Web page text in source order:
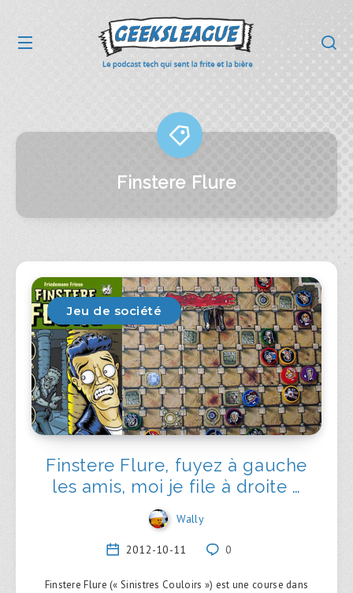
Finstere Flure
Jeu de société
Finstere Flure, fuyez à gauche
les amis, moi je file à droite …
Wally
2012-10-11 0
Finstere Flure (« Sinistres Couloirs ») est une course dans